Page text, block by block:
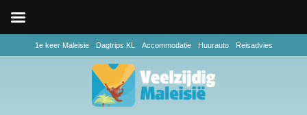
1e keer Maleisie Dagtrips KL Accommodatie Huurauto Reisadvies